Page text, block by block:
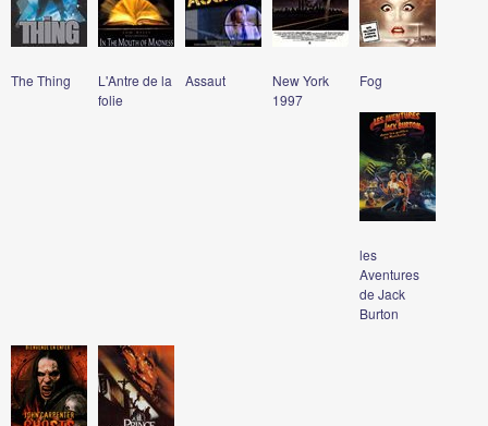
The Thing
L'Antre de la
folie
Assaut
New York
1997
Fog
les
Aventures
de Jack
Burton